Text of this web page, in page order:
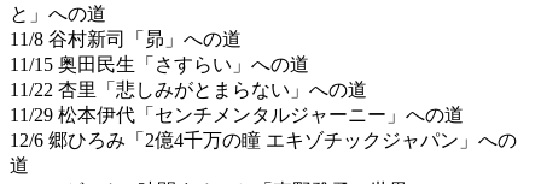
と」への道
11/8 谷村新司「昴」への道
11/15 奥田民生「さすらい」への道
11/22 杏里「悲しみがとまらない」への道
11/29 松本伊代「センチメンタルジャーニー」への道
12/6 郷ひろみ「2億4千万の瞳 エキゾチックジャパン」への
道